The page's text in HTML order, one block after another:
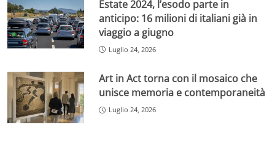
Estate 2024, l’esodo parte in
anticipo: 16 milioni di italiani già in
viaggio a giugno
Luglio 24, 2026
Art in Act torna con il mosaico che
unisce memoria e contemporaneità
Luglio 24, 2026